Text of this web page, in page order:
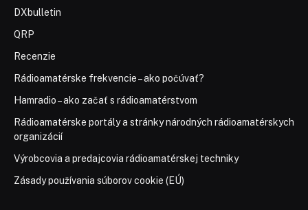
DXbulletin
QRP
Recenzie
Rádioamatérske frekvencie – ako počúvať?
Hamradio – ako začať s rádioamatérstvom
Rádioamatérske portály a stránky národných rádioamatérskych
organizácií
Výrobcovia a predajcovia rádioamatérskej techniky
Zásady používania súborov cookie (EÚ)